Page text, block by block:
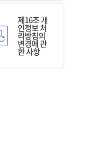
제16조 개
인정보 처
리방침의
변경에 관
한 사항